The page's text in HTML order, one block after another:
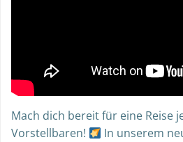
Mach dich bereit für eine Reise
Vorstellbaren!
In unserem